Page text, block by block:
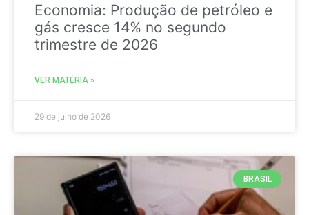
Economia: Produção de petróleo e
gás cresce 14% no segundo
trimestre de 2026
VER MATÉRIA »
29 de julho de 2026
BRASIL